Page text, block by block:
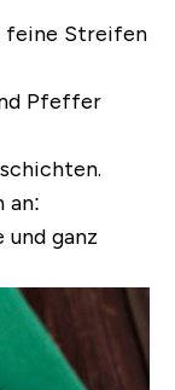
feine Streifen
Pfeffer
an:
und ganz